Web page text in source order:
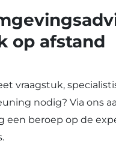
op afstand
vraagstuk,
nodig? Via ons
een beroep op de